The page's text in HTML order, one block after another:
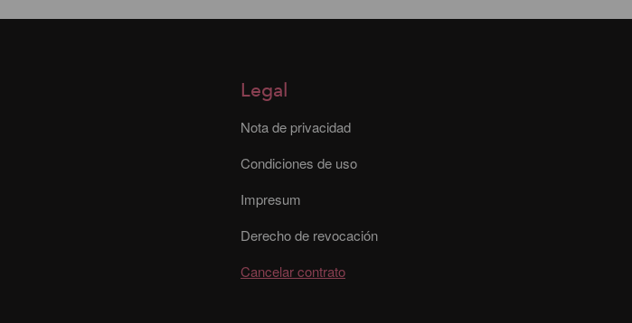
Legal
Nota de privacidad
Condiciones de uso
Impresum
Derecho de revocación
Cancelar contrato